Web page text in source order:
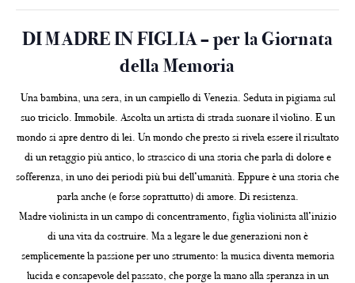
DI MADRE IN FIGLIA – per la Giornata
della Memoria
Una bambina, una sera, in un campiello di Venezia. Seduta in pigiama sul
suo triciclo. Immobile. Ascolta un artista di strada suonare il violino. E un
mondo si apre dentro di lei. Un mondo che presto si rivela essere il risultato
di un retaggio più antico, lo strascico di una storia che parla di dolore e
sofferenza, in uno dei periodi più bui dell’umanità. Eppure è una storia che
parla anche (e forse soprattutto) di amore. Di resistenza.
Madre violinista in un campo di concentramento, figlia violinista all’inizio
di una vita da costruire. Ma a legare le due generazioni non è
semplicemente la passione per uno strumento: la musica diventa memoria
lucida e consapevole del passato, che porge la mano alla speranza in un